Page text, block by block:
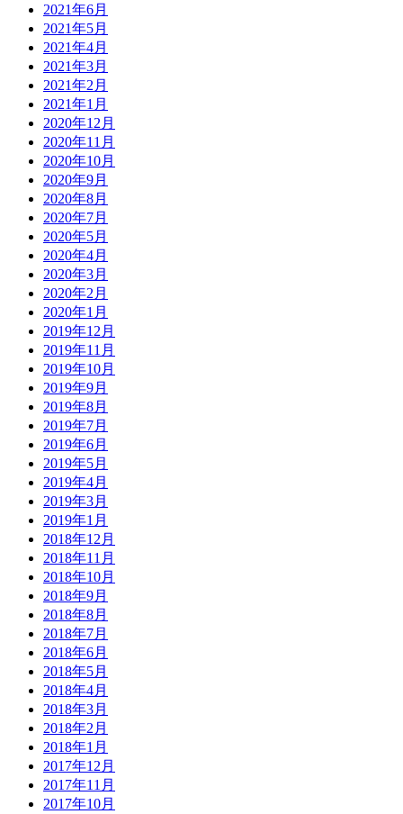
2021年6月
2021年5月
2021年4月
2021年3月
2021年2月
2021年1月
2020年12月
2020年11月
2020年10月
2020年9月
2020年8月
2020年7月
2020年5月
2020年4月
2020年3月
2020年2月
2020年1月
2019年12月
2019年11月
2019年10月
2019年9月
2019年8月
2019年7月
2019年6月
2019年5月
2019年4月
2019年3月
2019年1月
2018年12月
2018年11月
2018年10月
2018年9月
2018年8月
2018年7月
2018年6月
2018年5月
2018年4月
2018年3月
2018年2月
2018年1月
2017年12月
2017年11月
2017年10月